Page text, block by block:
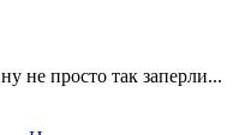
не просто так заперли...